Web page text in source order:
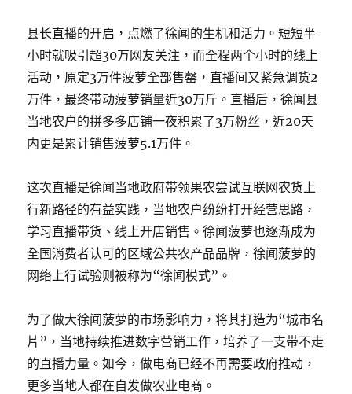
县长直播的开启，点燃了徐闻的生机和活力。短短半
小时就吸引超30万网友关注，而全程两个小时的线上
活动，原定3万件菠萝全部售罄，直播间又紧急调货2
万件，最终带动菠萝销量近30万斤。直播后，徐闻县
当地农户的拼多多店铺一夜积累了3万粉丝，近20天
内更是累计销售菠萝5.1万件。
这次直播是徐闻当地政府带领果农尝试互联网农货上
行新路径的有益实践，当地农户纷纷打开经营思路，
学习直播带货、线上开店销售。徐闻菠萝也逐渐成为
全国消费者认可的区域公共农产品品牌，徐闻菠萝的
网络上行试验则被称为“徐闻模式”。
为了做大徐闻菠萝的市场影响力，将其打造为“城市名
片”，当地持续推进数字营销工作，培养了一支带不走
的直播力量。如今，做电商已经不再需要政府推动，
更多当地人都在自发做农业电商。